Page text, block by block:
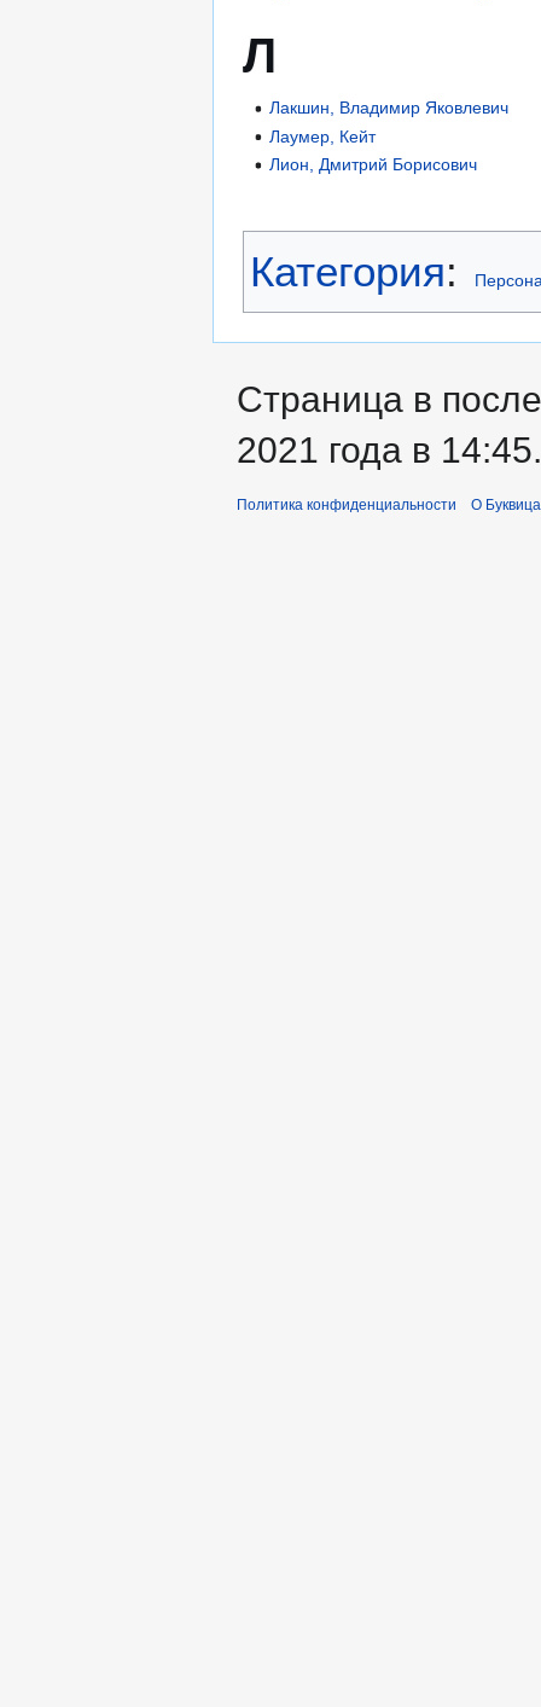
Л
Лакшин, Владимир Яковлевич
Лаумер, Кейт
Лион, Дмитрий Борисович
Категория:
Страница в
2021 года в 14:45.
Политика конфиденциальности О Буквица